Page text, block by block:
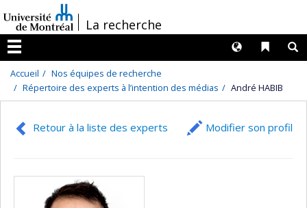
au
contenu
/La recherche
Menu
Liens
Langues
Accueil
Nos équipes de recherche
Répertoire des experts à l’intention des médias
André HABIB
Retour à la liste des experts Modifier son profil